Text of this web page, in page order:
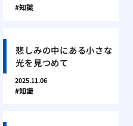
知識
悲しみの中にある小さな
光を見つめて
2025.11.06
知識